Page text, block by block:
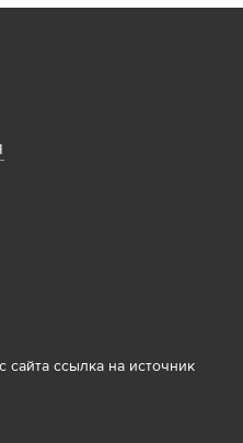
ссылка на источник